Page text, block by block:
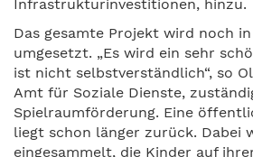
Infrastrukturinvestitionen, hinzu.
Das gesamte Projekt wird noch
umgesetzt. „Es wird ein sehr
ist nicht selbstverständlich“, so
Amt für Soziale Dienste,
Spielraumförderung. Eine
liegt schon länger zurück. Dabei
eingesammelt, die Kinder auf